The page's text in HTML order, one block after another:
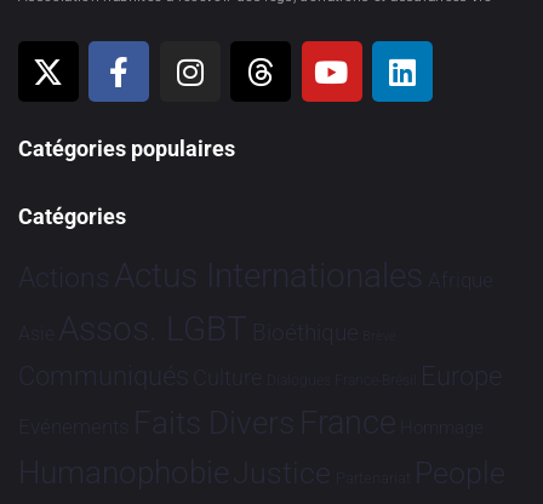
Catégories populaires
Catégories
Actions Actus Internationales Afrique
Asie Assos. LGBT Bioéthique Brève
Communiqués Culture Dialogues France-Brésil Europe
Evénements Faits Divers France Hommage
HumanophobieJustice Partenariat People